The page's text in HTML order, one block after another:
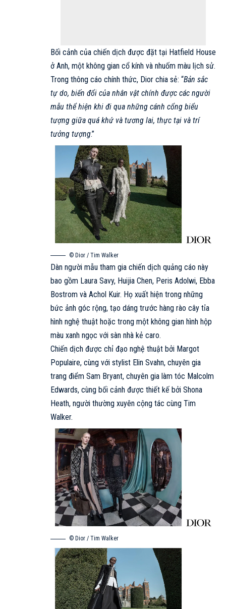
Bối cảnh của chiến dịch được đặt tại Hatfield House
ở Anh, một không gian cổ kính và nhuốm màu lịch sử.
Trong thông cáo chính thức, Dior chia sẻ: “Bản sắc
tự do, biến đổi của nhân vật chính được các người
mẫu thể hiện khi đi qua những cánh cổng biểu
tượng giữa quá khứ và tương lai, thực tại và trí
tưởng tượng.”
© Dior / Tim Walker
Dàn người mẫu tham gia chiến dịch quảng cáo này
bao gồm Laura Savy, Huijia Chen, Peris Adolwi, Ebba
Bostrom và Achol Kuir. Họ xuất hiện trong những
bức ảnh góc rộng, tạo dáng trước hàng rào cây tỉa
hình nghệ thuật hoặc trong một không gian hình hộp
màu xanh ngọc với sàn nhà kẻ caro.
Chiến dịch được chỉ đạo nghệ thuật bởi Margot
Populaire, cùng với stylist Elin Svahn, chuyên gia
trang điểm Sam Bryant, chuyên gia làm tóc Malcolm
Edwards, cùng bối cảnh được thiết kế bởi Shona
Heath, người thường xuyên cộng tác cùng Tim
Walker.
© Dior / Tim Walker